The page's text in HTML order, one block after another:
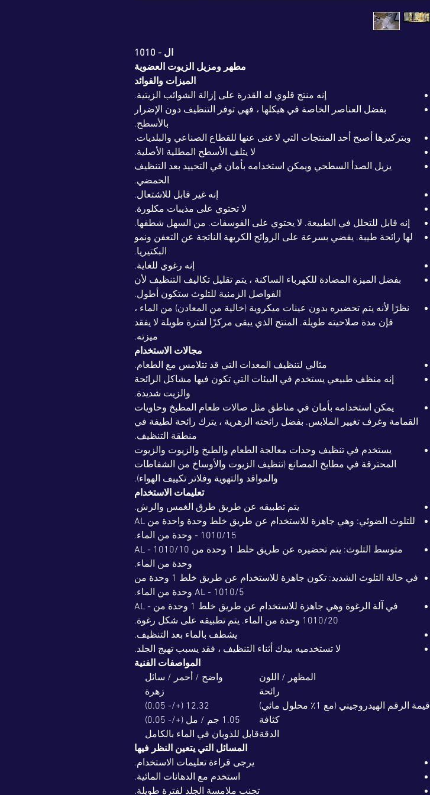
ال - 1010
مطهر ومزيل الزيوت العضوية
الميزات والفوائد
إنه منتج قلوي له القدرة على إزالة الشوائب الزيتية.
بفضل العناصر الخاصة في هيكلها ، فهي توفر التنظيف دون الإضرار
بالأسطح.
وبتركيزها أصبح أحد المنتجات التي لا غنى عنها للقطاع الصناعي والبلديات.
لا يتلف الأسطح المطلية الأصلية.
يزيل الصدأ السطحي ويمكن استخدامه بأمان في التحييد بعد التنظيف
الحمضي.
إنه غير قابل للاشتعال.
لا تحتوي على مذيبات مكلورة.
إنه قابل للتحلل في الطبيعة. لا يحتوي على الفوسفات. من السهل شطفها.
لها رائحة طيبة. يقضي بسرعة على الروائح الكريهة الناتجة عن التعفن ونمو
البكتيريا.
إنه رغوي للغاية.
بفضل الميزة المضادة للكهرباء الساكنة ، يتم تقليل تكاليف التنظيف لأن
الفواصل الزمنية للتلوث ستكون أطول.
نظرًا لأنه يتم تحضيره بدون عينات ميكروية (خالية من المعادن) من الماء ،
فإن مدة صلاحيته طويلة. المنتج الذي يبقى مركزًا لفترة طويلة لا يفقد
ميزته.
مجالات الاستخدام
مثالي لتنظيف المعدات التي قد تتلامس مع الطعام.
إنه منظف طبيعي يستخدم في البيئات التي تكون فيها مشاكل الرائحة
والزيت شديدة.
يمكن استخدامه بأمان في مناطق مثل صالات طعام المطبخ وحاويات
القمامة وغرف تغيير الملابس. بفضل رائحته الزهرية ، يترك رائحة لطيفة في
منطقة التنظيف.
يستخدم في تنظيف وحدات معالجة الطعام والطبخ والزيوت والزيوت
المحترقة في مطابخ المصانع (تنظيف الزيوت والأوساخ من الشفاطات
والمواقد والتهوية وفلاتر تكييف الهواء).
تعليمات الاستخدام
يتم تطبيقه عن طريق طرق الغمس والرش.
للتلوث الضوئي: وهي جاهزة للاستخدام عن طريق خلط وحدة واحدة من AL
- 1010/15 وحدة من الماء.
متوسط التلوث: يتم تحضيره عن طريق خلط 1 وحدة من AL - 1010/10
وحدة من الماء.
في حالة التلوث الشديد: تكون جاهزة للاستخدام عن طريق خلط 1 وحدة من
AL - 1010/5 وحدة من الماء.
في آلة الرغوة وهي جاهزة للاستخدام عن طريق خلط 1 وحدة من AL -
1010/20 وحدة من الماء. يتم تطبيقه على شكل رغوة.
يشطف بالماء بعد التنظيف.
لا تستخدميه بيدك أثناء التنظيف ، فقد يسبب تهيج الجلد.
المواصفات الفنية
المظهر / اللون
واضح / أحمر / سائل
رائحة
زهرة
قيمة الرقم الهيدروجيني (مع 1٪ محلول مائي)
12.32 (+/- 0.05)
كثافة
1.05 جم / مل (+/- 0.05)
الدقةقابل للذوبان في الماء بالكامل
المسائل التي يتعين النظر فيها
يرجى قراءة تعليمات الاستخدام.
استخدم مع الدهانات المائية.
تجنب ملامسة الجلد لفترة طويلة.